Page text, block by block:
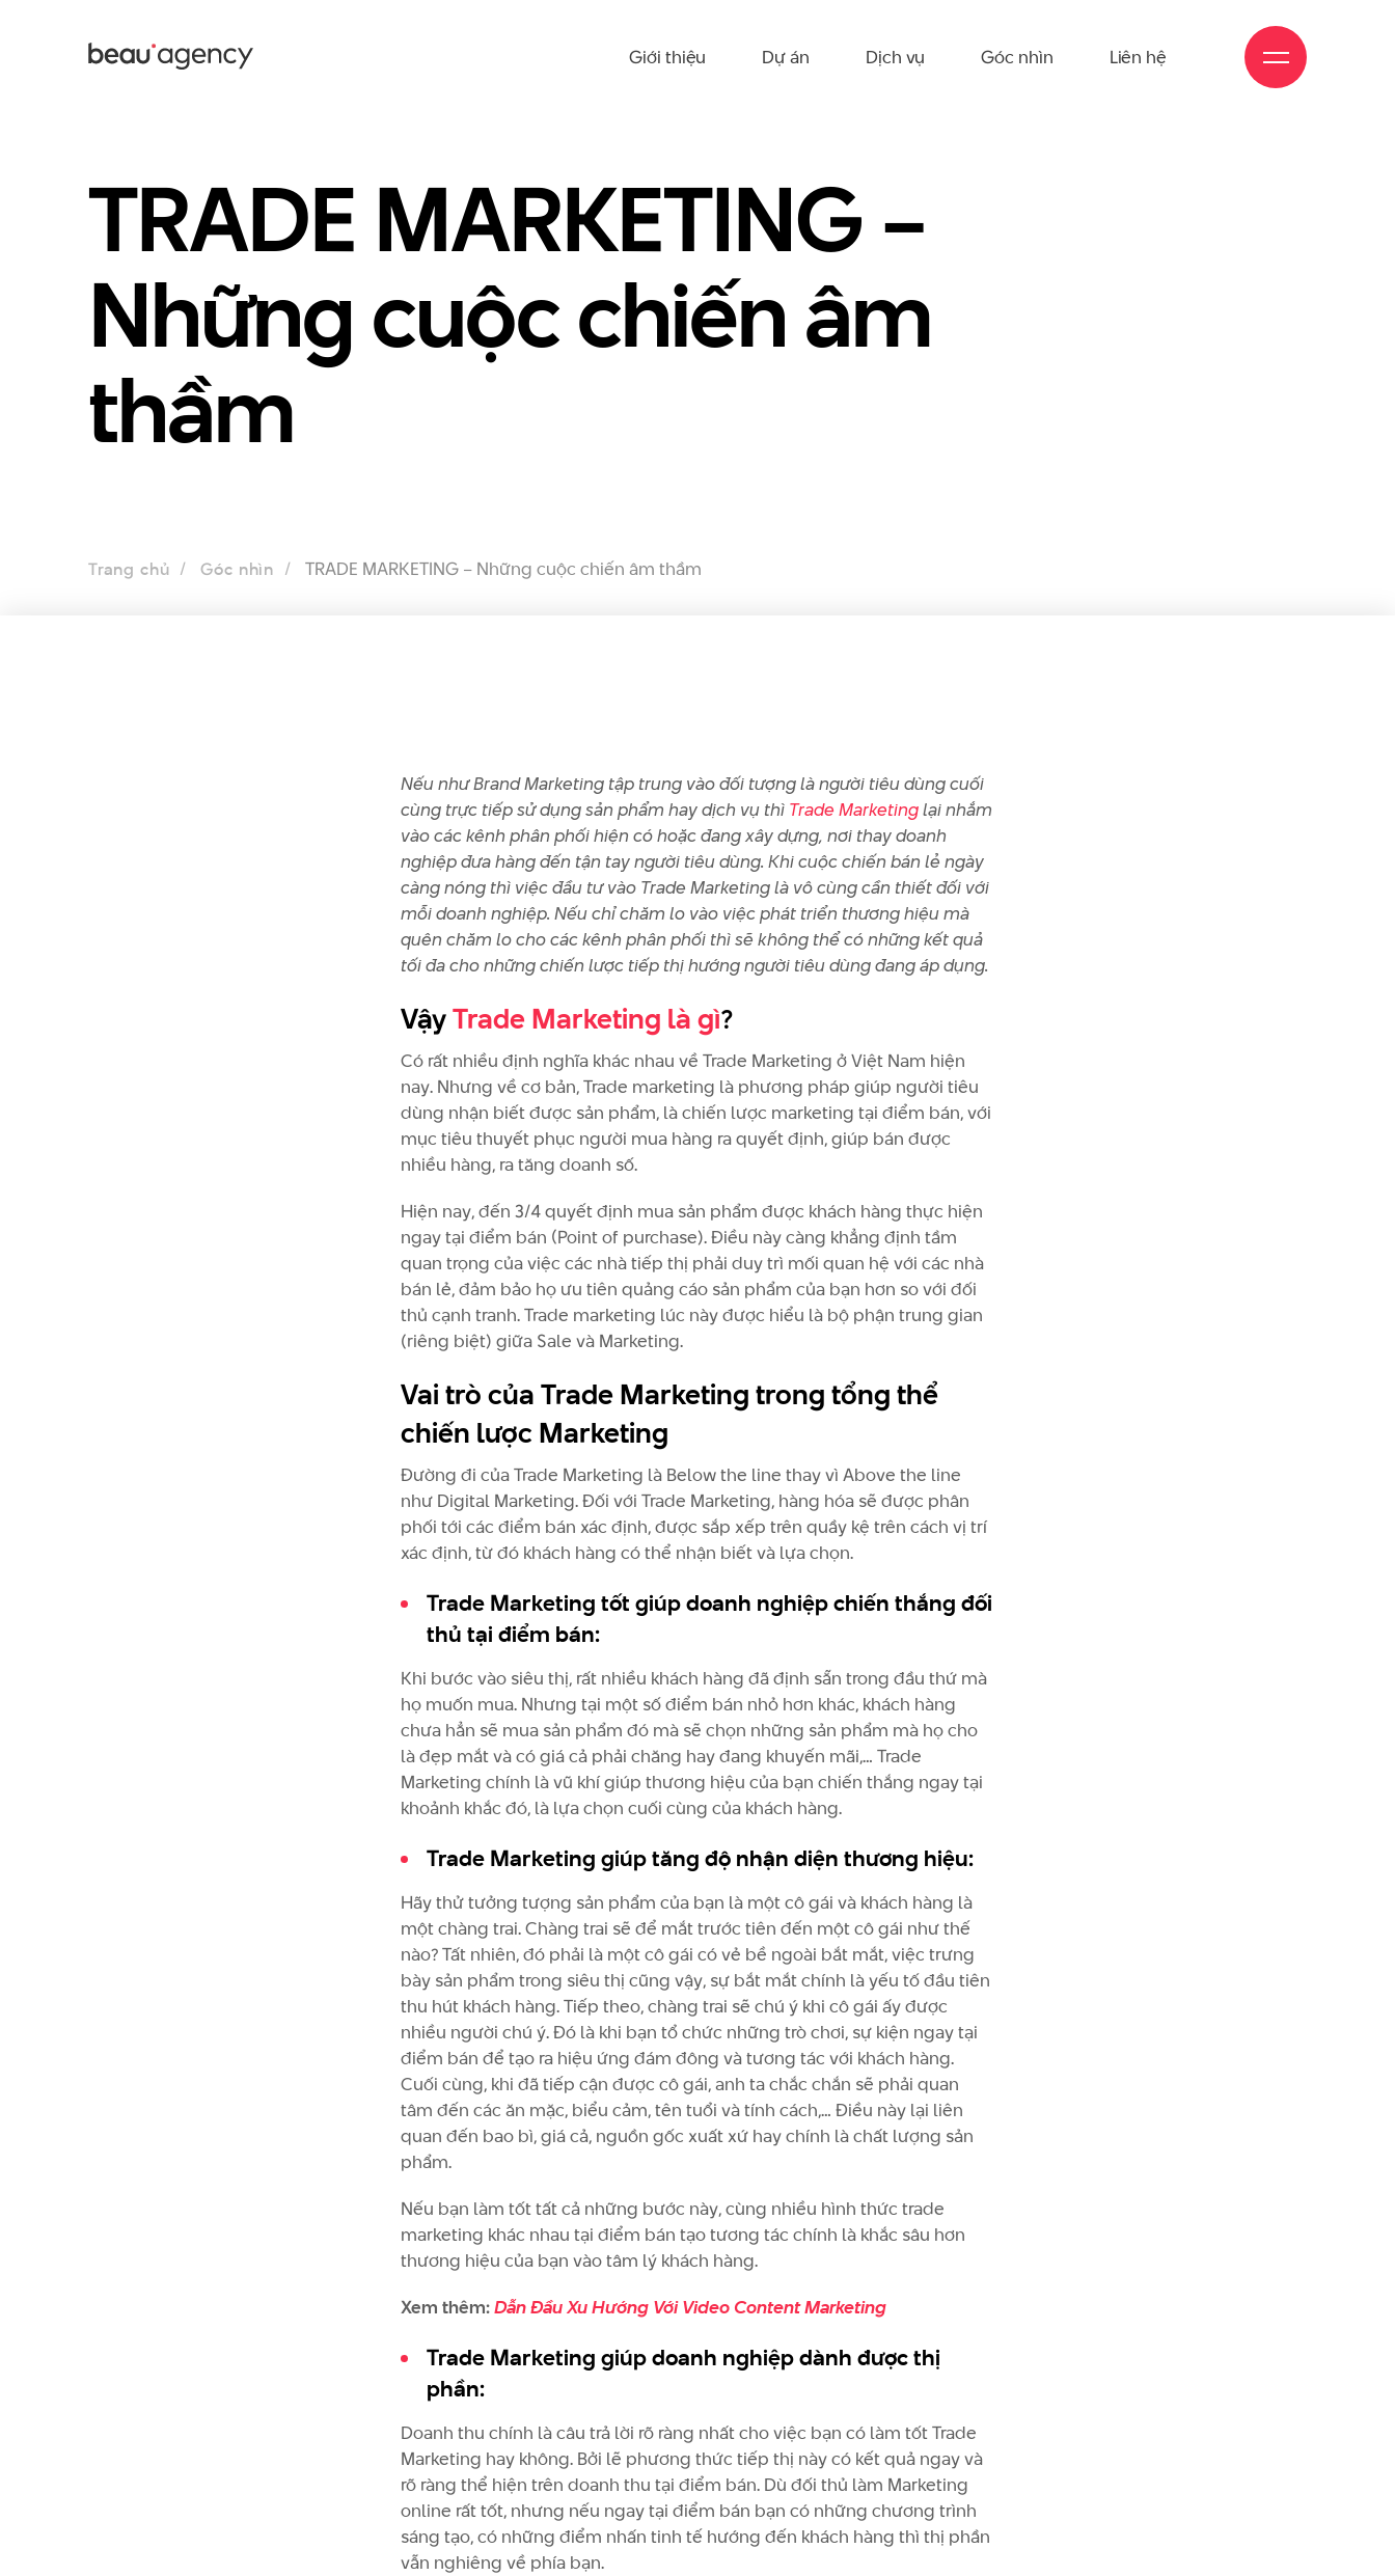
Giới thiệu Dự án Dịch vụ Góc nhìn Liên hệ
TRADE MARKETING –
Những cuộc chiến âm
thầm
Trang chủ Góc nhìn TRADE MARKETING – Những cuộc chiến âm thầm
Nếu như Brand Marketing tập trung vào đối tượng là người tiêu dùng cuối
cùng trực tiếp sử dụng sản phẩm hay dịch vụ thì Trade Marketinglại nhắm
vào các kênh phân phối hiện có hoặc đang xây dựng, nơi thay doanh
nghiệp đưa hàng đến tận tay người tiêu dùng. Khi cuộc chiến bán lẻ ngày
càng nóng thì việc đầu tư vào Trade Marketing là vô cùng cần thiết đối với
mỗi doanh nghiệp. Nếu chỉ chăm lo vào việc phát triển thương hiệu mà
quên chăm lo cho các kênh phân phối thì sẽ không thể có những kết quả
tối đa cho những chiến lược tiếp thị hướng người tiêu dùng đang áp dụng.
VậyTrade Marketing là gì?
Có rất nhiều định nghĩa khác nhau về Trade Marketing ở Việt Nam hiện
nay. Nhưng về cơ bản, Trade marketing là phương pháp giúp người tiêu
dùng nhận biết được sản phẩm, là chiến lược marketing tại điểm bán, với
mục tiêu thuyết phục người mua hàng ra quyết định, giúp bán được
nhiều hàng, ra tăng doanh số.
Hiện nay, đến 3/4 quyết định mua sản phẩm được khách hàng thực hiện
ngay tại điểm bán (Point of purchase). Điều này càng khẳng định tầm
quan trọng của việc các nhà tiếp thị phải duy trì mối quan hệ với các nhà
bán lẻ, đảm bảo họ ưu tiên quảng cáo sản phẩm của bạn hơn so với đối
thủ cạnh tranh. Trade marketing lúc này được hiểu là bộ phận trung gian
(riêng biệt) giữa Sale và Marketing.
Vai trò của Trade Marketing trong tổng thể
chiến lược Marketing
Đường đi của Trade Marketing là Below the line thay vì Above the line
như Digital Marketing. Đối với Trade Marketing, hàng hóa sẽ được phân
phối tới các điểm bán xác định, được sắp xếp trên quầy kệ trên cách vị trí
xác định, từ đó khách hàng có thể nhận biết và lựa chọn.
Trade Marketing tốt giúp doanh nghiệp chiến thắng đối
thủ tại điểm bán:
Khi bước vào siêu thị, rất nhiều khách hàng đã định sẵn trong đầu thứ mà
họ muốn mua. Nhưng tại một số điểm bán nhỏ hơn khác, khách hàng
chưa hẳn sẽ mua sản phẩm đó mà sẽ chọn những sản phẩm mà họ cho
là đẹp mắt và có giá cả phải chăng hay đang khuyến mãi,… Trade
Marketing chính là vũ khí giúp thương hiệu của bạn chiến thắng ngay tại
khoảnh khắc đó, là lựa chọn cuối cùng của khách hàng.
Trade Marketing giúp tăng độ nhận diện thương hiệu:
Hãy thử tưởng tượng sản phẩm của bạn là một cô gái và khách hàng là
một chàng trai. Chàng trai sẽ để mắt trước tiên đến một cô gái như thế
nào? Tất nhiên, đó phải là một cô gái có vẻ bề ngoài bắt mắt, việc trưng
bày sản phẩm trong siêu thị cũng vậy, sự bắt mắt chính là yếu tố đầu tiên
thu hút khách hàng. Tiếp theo, chàng trai sẽ chú ý khi cô gái ấy được
nhiều người chú ý. Đó là khi bạn tổ chức những trò chơi, sự kiện ngay tại
điểm bán để tạo ra hiệu ứng đám đông và tương tác với khách hàng.
Cuối cùng, khi đã tiếp cận được cô gái, anh ta chắc chắn sẽ phải quan
tâm đến các ăn mặc, biểu cảm, tên tuổi và tính cách,… Điều này lại liên
quan đến bao bì, giá cả, nguồn gốc xuất xứ hay chính là chất lượng sản
phẩm.
Nếu bạn làm tốt tất cả những bước này, cùng nhiều hình thức trade
marketing khác nhau tại điểm bán tạo tương tác chính là khắc sâu hơn
thương hiệu của bạn vào tâm lý khách hàng.
Xem thêm:Dẫn Đầu Xu Hướng Với Video Content Marketing
Trade Marketing giúp doanh nghiệp dành được thị
phần:
Doanh thu chính là câu trả lời rõ ràng nhất cho việc bạn có làm tốt Trade
Marketing hay không. Bởi lẽ phương thức tiếp thị này có kết quả ngay và
rõ ràng thể hiện trên doanh thu tại điểm bán. Dù đối thủ làm Marketing
online rất tốt, nhưng nếu ngay tại điểm bán bạn có những chương trình
sáng tạo, có những điểm nhấn tinh tế hướng đến khách hàng thì thị phần
vẫn nghiêng về phía bạn.